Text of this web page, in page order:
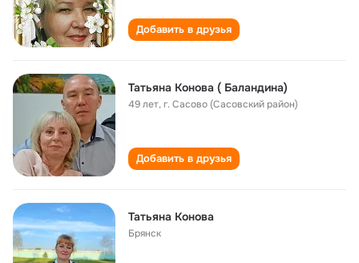
Добавить в друзья
Татьяна Конова ( Баландина)
49 лет,г. Сасово (Сасовский район)
Добавить в друзья
Татьяна Конова
Брянск